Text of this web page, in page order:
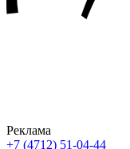
Реклама
+7 (4712) 51-04-44